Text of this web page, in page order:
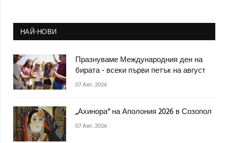
НАЙ-НОВИ
Празнуваме Международния ден на
бирата - всеки първи петък на август
07 Авг. 2026
„Ахинора“ на Аполония 2026 в Созопол
07 Авг. 2026